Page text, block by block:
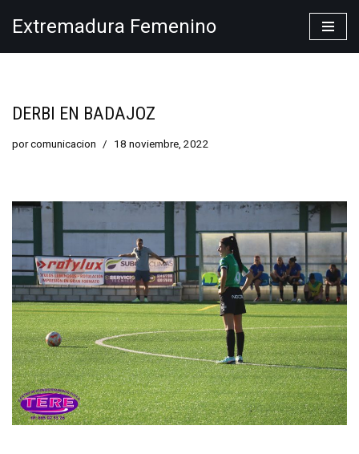
Extremadura Femenino
DERBI EN BADAJOZ
porcomunicacion 18 noviembre, 2022